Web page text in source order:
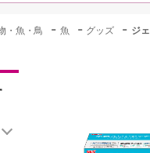
・魚・鳥 - 魚 - グッズ - ジ